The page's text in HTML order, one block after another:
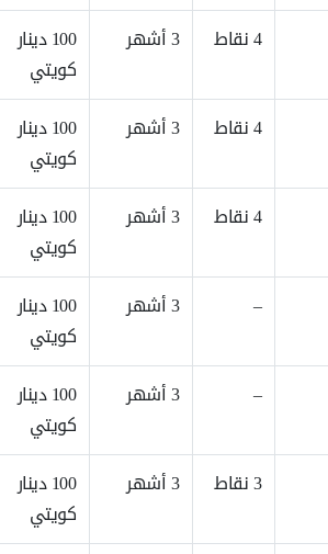
4 نقاط 3 أشهر
100 دينار
كويتي
4 نقاط 3 أشهر
100 دينار
كويتي
4 نقاط 3 أشهر
100 دينار
كويتي
– 3 أشهر
100 دينار
كويتي
– 3 أشهر
100 دينار
كويتي
3 نقاط 3 أشهر
100 دينار
كويتي